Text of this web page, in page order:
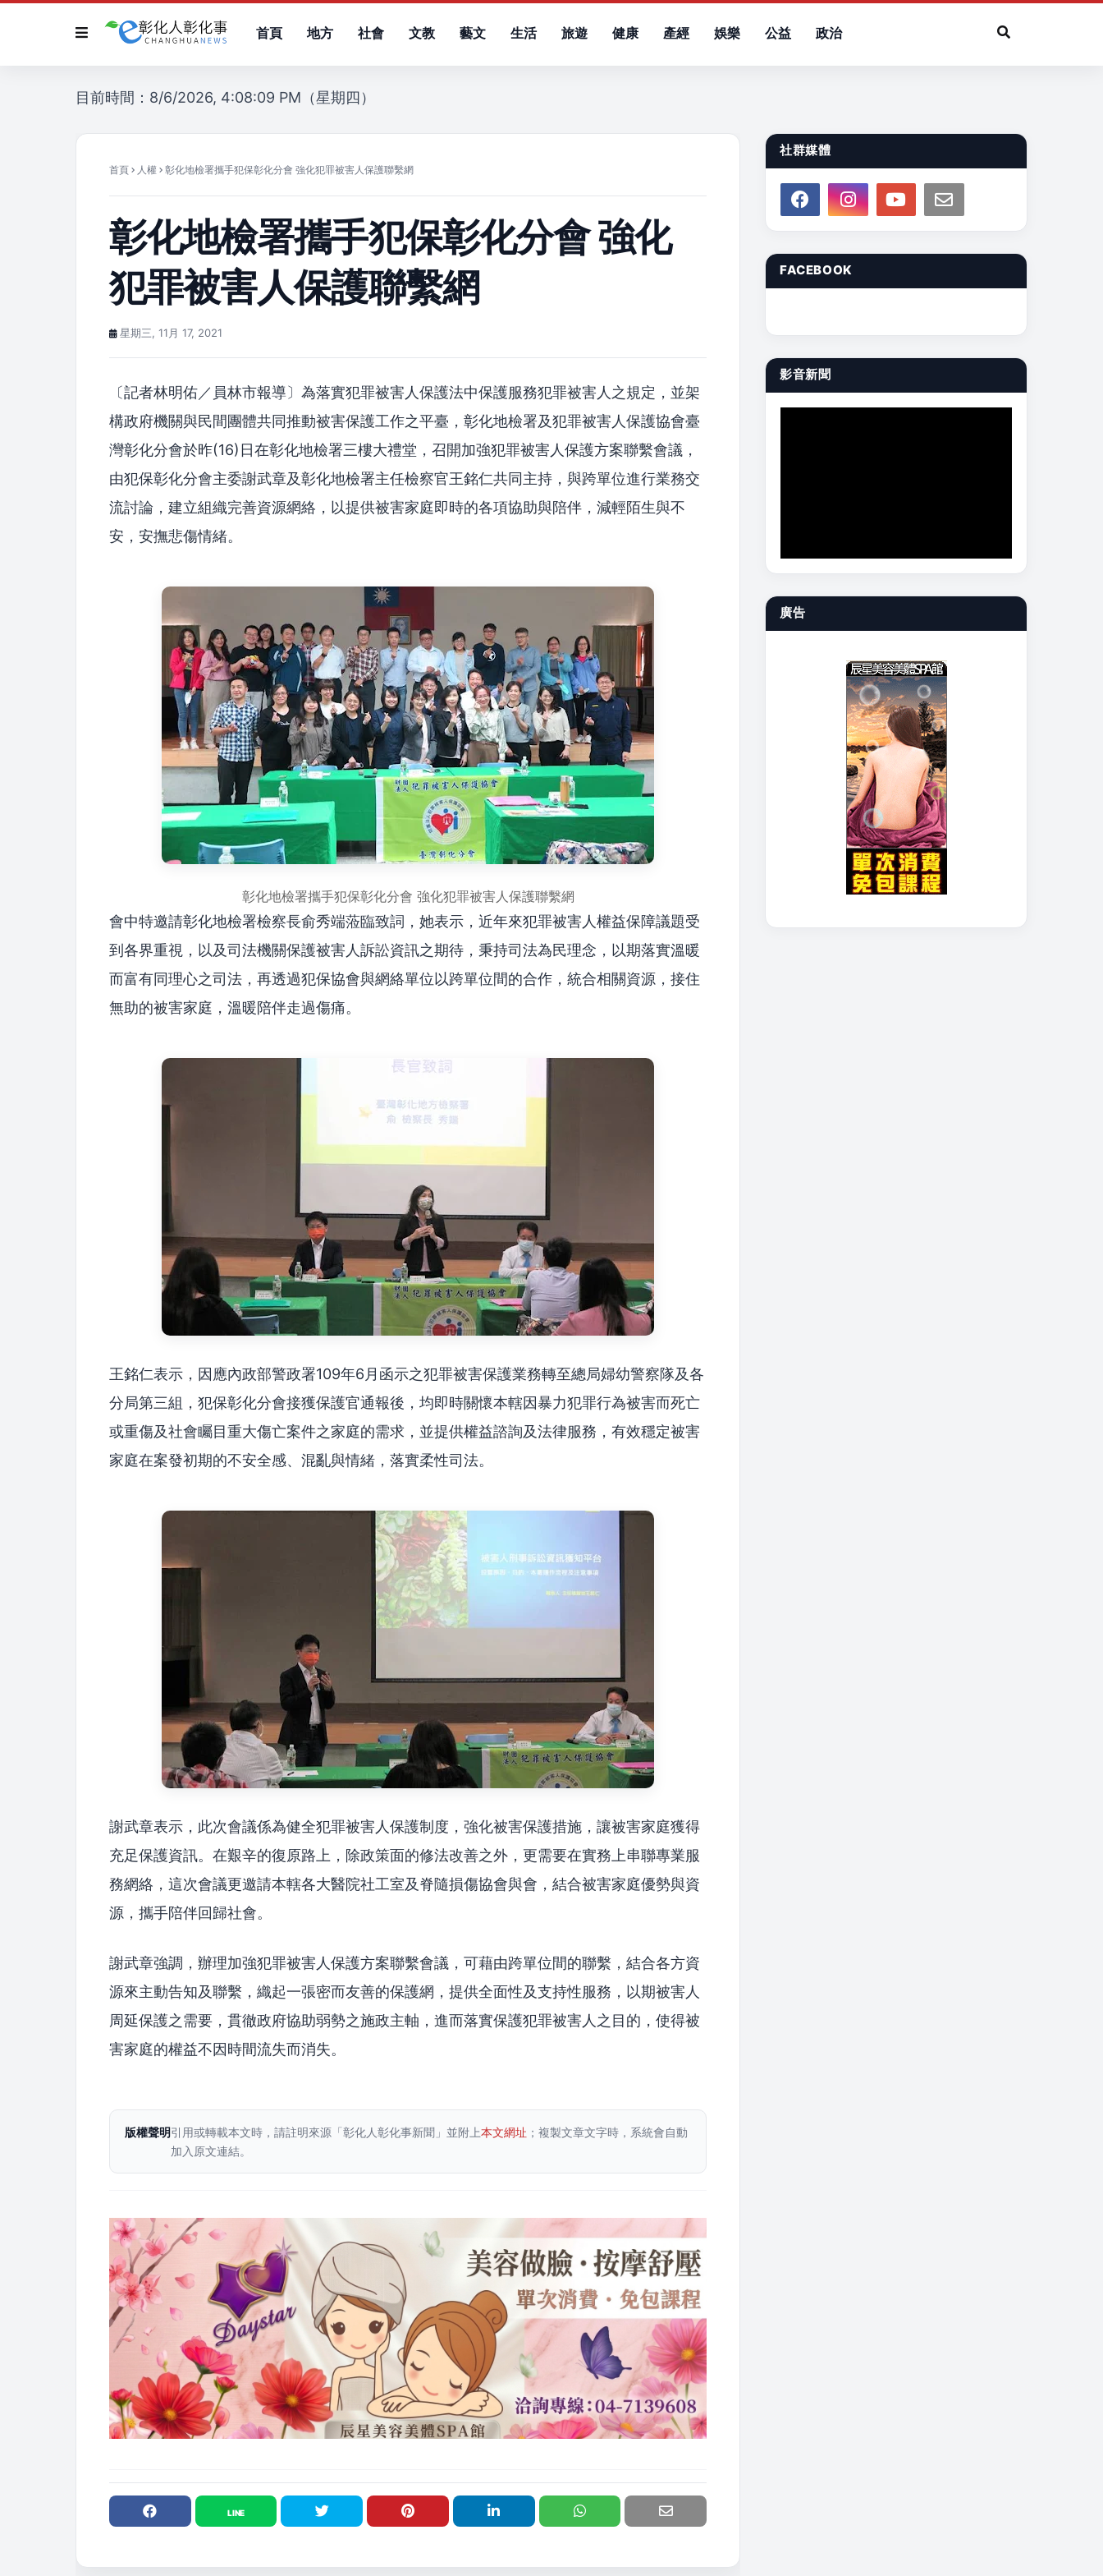
首頁 地方 社會 文教 藝文 生活 旅遊 健康 產經 娛樂 公益 政治
目前時間：8/6/2026, 4:08:09 PM（星期四）
首頁 人權 彰化地檢署攜手犯保彰化分會 強化犯罪被害人保護聯繫網
彰化地檢署攜手犯保彰化分會 強化
犯罪被害人保護聯繫網
星期三, 11月 17, 2021
〔記者林明佑／員林市報導〕為落實犯罪被害人保護法中保護服務犯罪被害人之規定，並架
構政府機關與民間團體共同推動被害保護工作之平臺，彰化地檢署及犯罪被害人保護協會臺
灣彰化分會於昨(16)日在彰化地檢署三樓大禮堂，召開加強犯罪被害人保護方案聯繫會議，
由犯保彰化分會主委謝武章及彰化地檢署主任檢察官王銘仁共同主持，與跨單位進行業務交
流討論，建立組織完善資源網絡，以提供被害家庭即時的各項協助與陪伴，減輕陌生與不
安，安撫悲傷情緒。
彰化地檢署攜手犯保彰化分會 強化犯罪被害人保護聯繫網
會中特邀請彰化地檢署檢察長俞秀端蒞臨致詞，她表示，近年來犯罪被害人權益保障議題受
到各界重視，以及司法機關保護被害人訴訟資訊之期待，秉持司法為民理念，以期落實溫暖
而富有同理心之司法，再透過犯保協會與網絡單位以跨單位間的合作，統合相關資源，接住
無助的被害家庭，溫暖陪伴走過傷痛。
王銘仁表示，因應內政部警政署109年6月函示之犯罪被害保護業務轉至總局婦幼警察隊及各
分局第三組，犯保彰化分會接獲保護官通報後，均即時關懷本轄因暴力犯罪行為被害而死亡
或重傷及社會矚目重大傷亡案件之家庭的需求，並提供權益諮詢及法律服務，有效穩定被害
家庭在案發初期的不安全感、混亂與情緒，落實柔性司法。
謝武章表示，此次會議係為健全犯罪被害人保護制度，強化被害保護措施，讓被害家庭獲得
充足保護資訊。在艱辛的復原路上，除政策面的修法改善之外，更需要在實務上串聯專業服
務網絡，這次會議更邀請本轄各大醫院社工室及脊隨損傷協會與會，結合被害家庭優勢與資
源，攜手陪伴回歸社會。
謝武章強調，辦理加強犯罪被害人保護方案聯繫會議，可藉由跨單位間的聯繫，結合各方資
源來主動告知及聯繫，織起一張密而友善的保護網，提供全面性及支持性服務，以期被害人
周延保護之需要，貫徹政府協助弱勢之施政主軸，進而落實保護犯罪被害人之目的，使得被
害家庭的權益不因時間流失而消失。
版權聲明引用或轉載本文時，請註明來源「彰化人彰化事新聞」並附上本文網址 ；複製文章文字時，系統會自動
加入原文連結。
社群媒體
FACEBOOK
影音新聞
廣告